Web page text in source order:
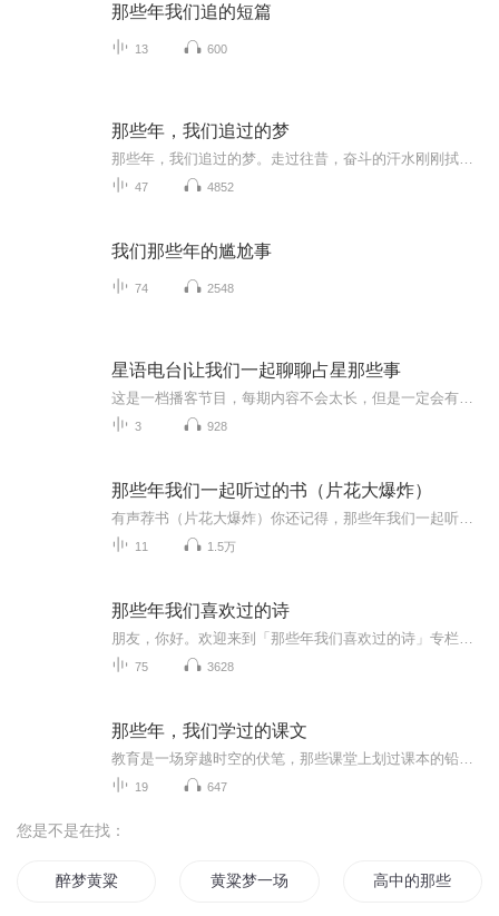
那些年我们追的短篇
13 600
那些年，我们追过的梦
47 4852
我们那些年的尴尬事
74 2548
星语电台|让我们一起聊聊占星那些事
3 928
那些年我们一起听过的书（片花大爆炸）
11 1.5万
那些年我们喜欢过的诗
75 3628
那些年，我们学过的课文
19 647
您是不是在找：
醉梦黄粱 黄粱梦一场 高中的那些事